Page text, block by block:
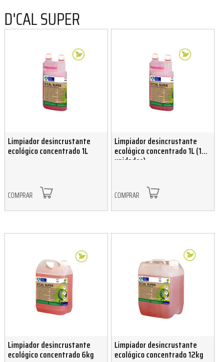
D'CAL SUPER
Limpiador desincrustante
ecológico concentrado 1L
COMPRAR
Limpiador desincrustante
ecológico concentrado 1L (12
unidades)
COMPRAR
Limpiador desincrustante
ecológico concentrado 6kg
Limpiador desincrustante
ecológico concentrado 12kg